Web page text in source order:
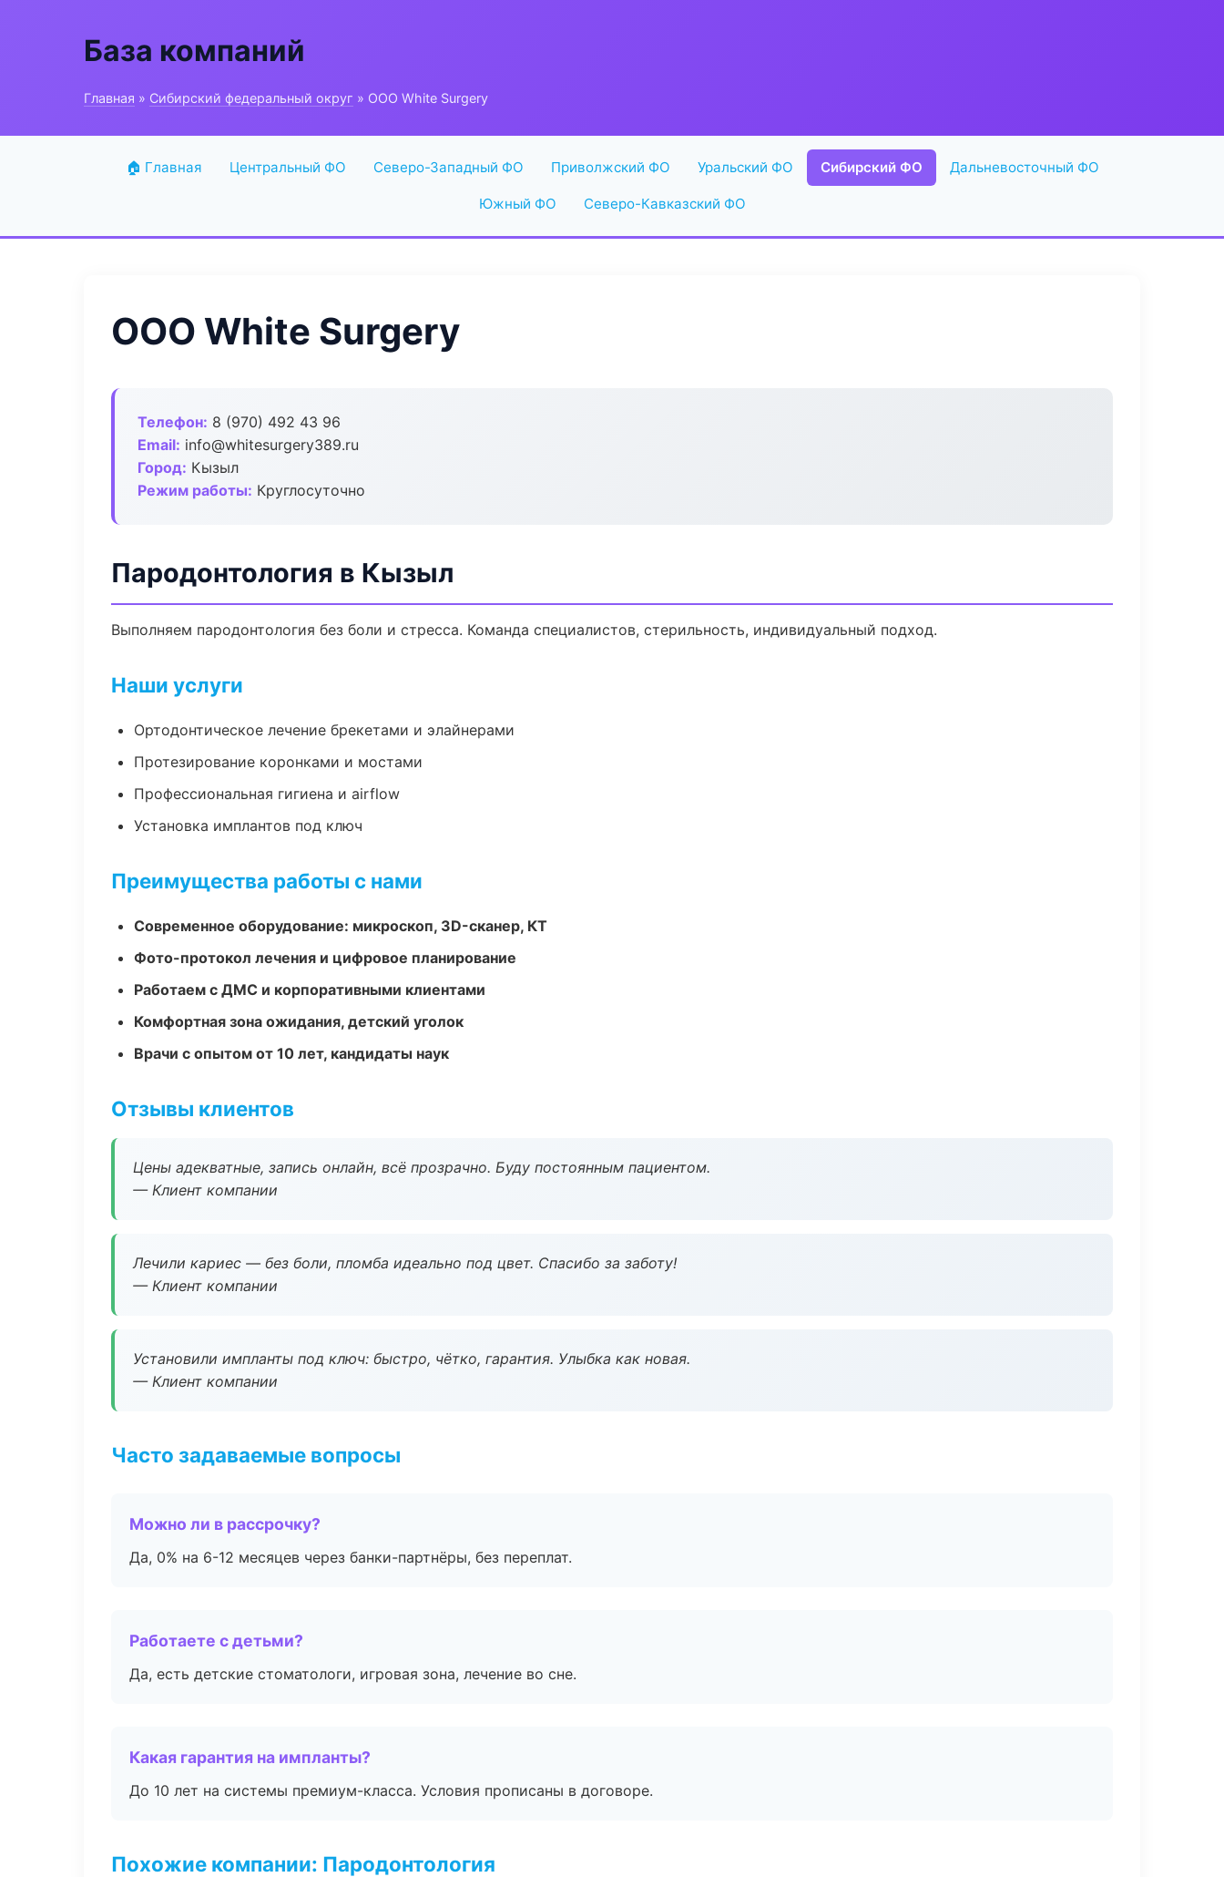
База компаний
Главная » Сибирский федеральный округ » ООО White Surgery
🏠 Главная Центральный ФО Северо-Западный ФО Приволжский ФО Уральский ФО Сибирский ФО Дальневосточный ФО
Южный ФО Северо-Кавказский ФО
ООО White Surgery
Телефон: 8 (970) 492 43 96
Email: info@whitesurgery389.ru
Город: Кызыл
Режим работы: Круглосуточно
Пародонтология в Кызыл
Выполняем пародонтология без боли и стресса. Команда специалистов, стерильность, индивидуальный подход.
Наши услуги
Ортодонтическое лечение брекетами и элайнерами
Протезирование коронками и мостами
Профессиональная гигиена и airflow
Установка имплантов под ключ
Преимущества работы с нами
Современное оборудование: микроскоп, 3D-сканер, КТ
Фото-протокол лечения и цифровое планирование
Работаем с ДМС и корпоративными клиентами
Комфортная зона ожидания, детский уголок
Врачи с опытом от 10 лет, кандидаты наук
Отзывы клиентов
Цены адекватные, запись онлайн, всё прозрачно. Буду постоянным пациентом.
— Клиент компании
Лечили кариес — без боли, пломба идеально под цвет. Спасибо за заботу!
— Клиент компании
Установили импланты под ключ: быстро, чётко, гарантия. Улыбка как новая.
— Клиент компании
Часто задаваемые вопросы
Можно ли в рассрочку?
Да, 0% на 6-12 месяцев через банки-партнёры, без переплат.
Работаете с детьми?
Да, есть детские стоматологи, игровая зона, лечение во сне.
Какая гарантия на импланты?
До 10 лет на системы премиум-класса. Условия прописаны в договоре.
Похожие компании: Пародонтология